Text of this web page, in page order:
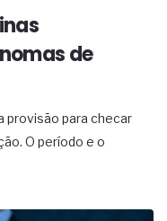
de
provisão para checar
O período e o